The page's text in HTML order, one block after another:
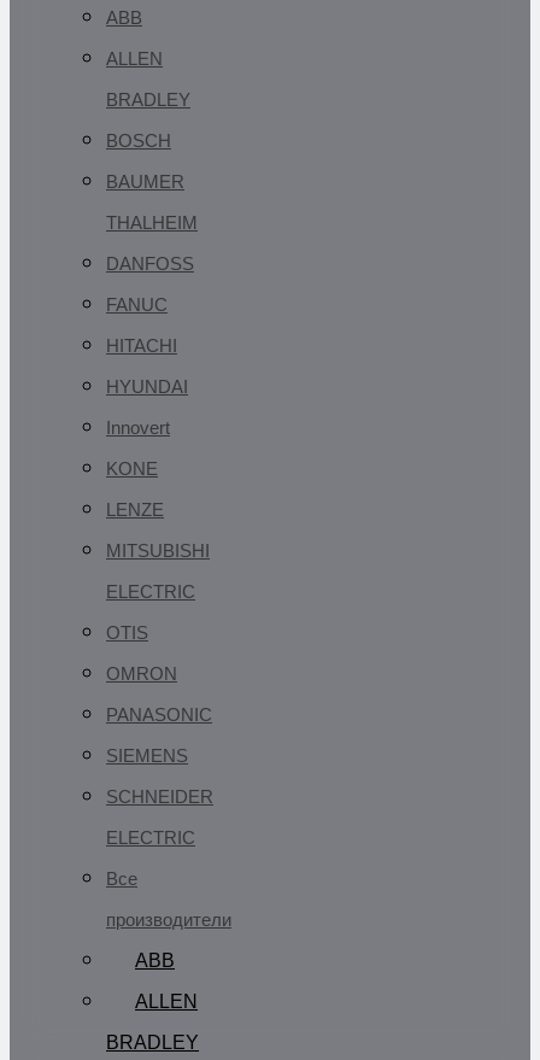
ABB
ALLEN
BRADLEY
BOSCH
BAUMER
THALHEIM
DANFOSS
FANUC
HITACHI
HYUNDAI
Innovert
KONE
LENZE
MITSUBISHI
ELECTRIC
OTIS
OMRON
PANASONIC
SIEMENS
SCHNEIDER
ELECTRIC
Все
производители
ABB
ALLEN
BRADLEY